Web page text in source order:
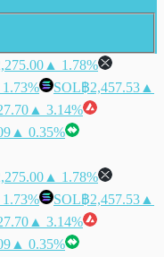
▲ 1.78%
SOL฿2,457.53 ▲
▲ 3.14%
▲ 0.35%
▲ 1.78%
SOL฿2,457.53 ▲
▲ 3.14%
▲ 0.35%